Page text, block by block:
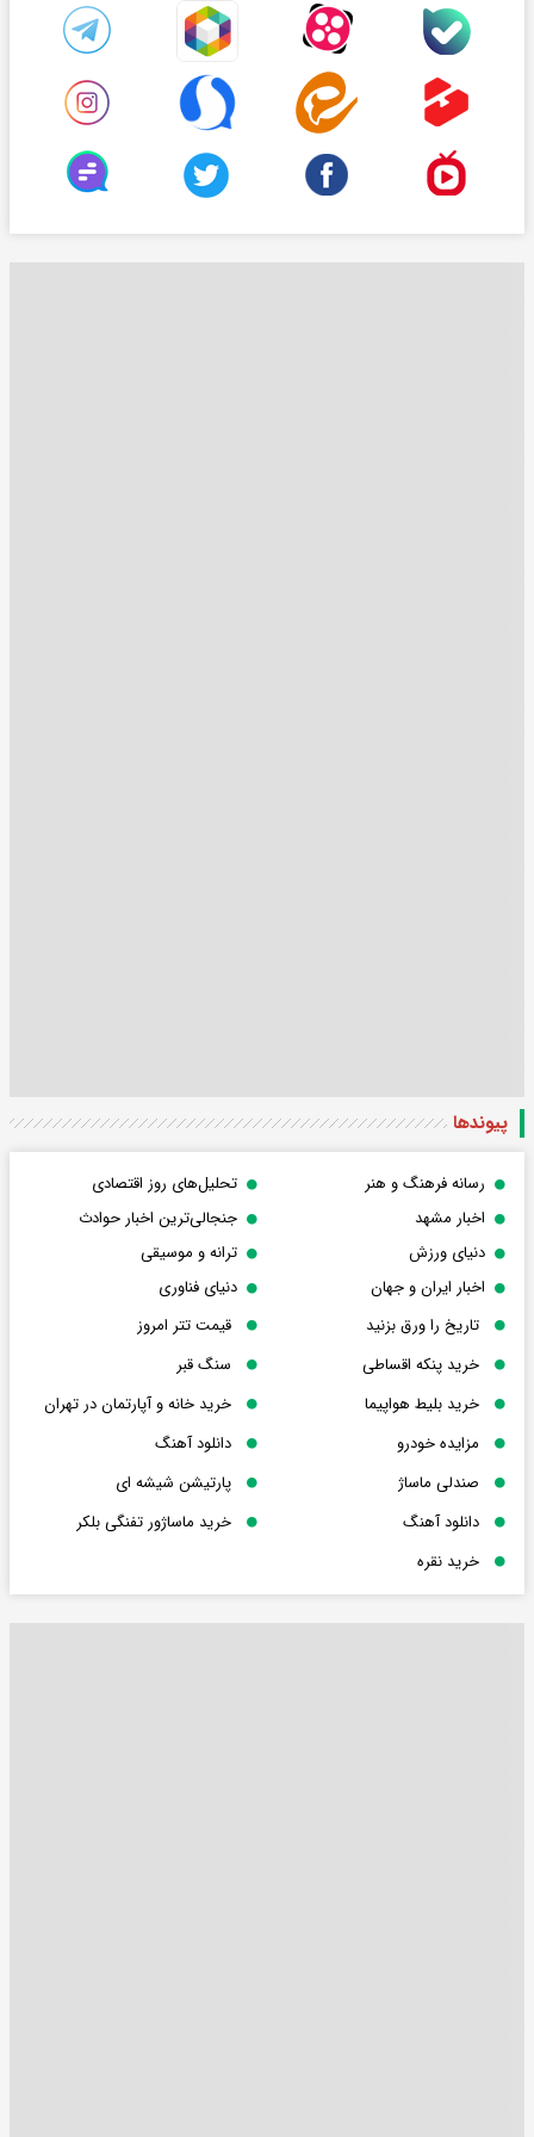
پیوندها
رسانه فرهنگ و هنر
تحلیل‌های روز اقتصادی
اخبار مشهد
جنجالی‌ترین اخبار حوادث
دنیای ورزش
ترانه و موسیقی
اخبار ایران و جهان
دنیای فناوری
تاریخ را ورق بزنید
قیمت تتر امروز
خرید پنکه اقساطی
سنگ قبر
خرید بلیط هواپیما
خرید خانه و آپارتمان در تهران
مزایده خودرو
دانلود آهنگ
صندلی ماساژ
پارتیشن شیشه ای
دانلود آهنگ
خرید ماساژور تفنگی بلکر
خرید نقره